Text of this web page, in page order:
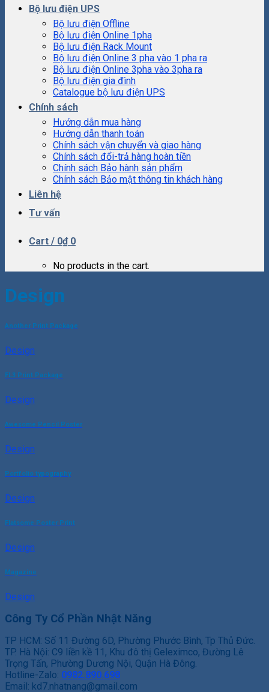
Bộ lưu điện UPS
Bộ lưu điện Offline
Bộ lưu điện Online 1pha
Bộ lưu điện Rack Mount
Bộ lưu điện Online 3 pha vào 1 pha ra
Bộ lưu điện Online 3pha vào 3pha ra
Bộ lưu điện gia đình
Catalogue bộ lưu điện UPS
Chính sách
Hướng dẫn mua hàng
Hướng dẫn thanh toán
Chính sách vận chuyển và giao hàng
Chính sách đổi-trả hàng hoàn tiền
Chính sách Bảo hành sản phẩm
Chính sách Bảo mật thông tin khách hàng
Liên hệ
Tư vấn
Cart / 0₫ 0
No products in the cart.
Design
Another Print Package
Design
FL3 Print Package
Design
Awesome Pencil Poster
Design
Portfolio typography
Design
Flatsome Poster Print
Design
Magazine
Design
Công Ty Cổ Phần Nhật Năng
TP HCM: Số 11 Đường 6D, Phường Phước Bình, Tp Thủ Đức.
TP. Hà Nội: C9 liền kề 11, Khu đô thị Geleximco, Đường Lê
Trọng Tấn, Phường Dương Nội, Quận Hà Đông.
Hotline-Zalo: 0982.890.698
Email: kd7.nhatnang@gmail.com